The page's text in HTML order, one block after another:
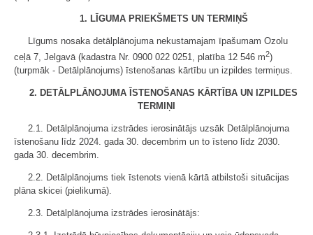
1. LĪGUMA PRIEKŠMETS UN TERMIŅŠ
Līgums nosaka detālplānojuma nekustamajam īpašumam Ozolu
ceļā 7, Jelgavā (kadastra Nr. 0900 022 0251, platība 12 546 m2)
(turpmāk - Detālplānojums) īstenošanas kārtību un izpildes termiņus.
2. DETĀLPLĀNOJUMA ĪSTENOŠANAS KĀRTĪBA UN IZPILDES
TERMIŅI
2.1. Detālplānojuma izstrādes ierosinātājs uzsāk Detālplānojuma
īstenošanu līdz 2024. gada 30. decembrim un to īsteno līdz 2030.
gada 30. decembrim.
2.2. Detālplānojums tiek īstenots vienā kārtā atbilstoši situācijas
plāna skicei (pielikumā).
2.3. Detālplānojuma izstrādes ierosinātājs: